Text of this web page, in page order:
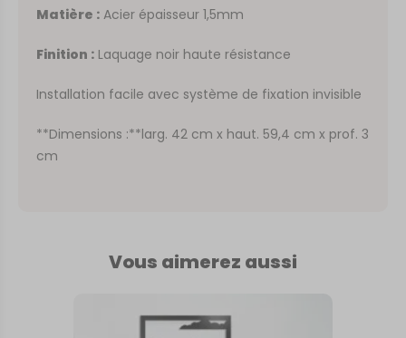
Matière : Acier épaisseur 1,5mm
Finition : Laquage noir haute résistance
Installation facile avec système de fixation invisible
**Dimensions :**larg. 42 cm x haut. 59,4 cm x prof. 3
cm
Vous aimerez aussi